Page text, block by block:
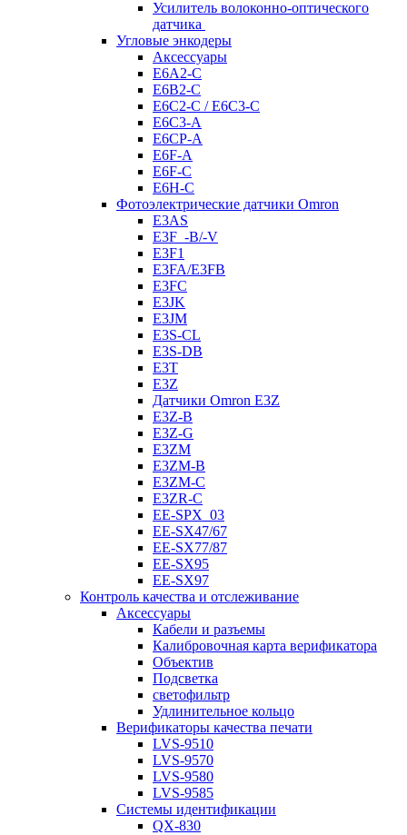
Усилитель волоконно-оптического
датчика
Угловые энкодеры
Аксессуары
E6A2-C
E6B2-C
E6C2-C / E6C3-C
E6C3-A
E6CP-A
E6F-A
E6F-C
E6H-C
Фотоэлектрические датчики Omron
E3AS
E3F_-B/-V
E3F1
E3FA/E3FB
E3FC
E3JK
E3JM
E3S-CL
E3S-DB
E3T
E3Z
Датчики Omron E3Z
E3Z-B
E3Z-G
E3ZM
E3ZM-B
E3ZM-C
E3ZR-C
EE-SPX_03
EE-SX47/67
EE-SX77/87
EE-SX95
EE-SX97
Контроль качества и отслеживание
Аксессуары
Кабели и разъемы
Калибровочная карта верификатора
Объектив
Подсветка
светофильтр
Удлинительное кольцо
Верификаторы качества печати
LVS-9510
LVS-9570
LVS-9580
LVS-9585
Системы идентификации
QX-830